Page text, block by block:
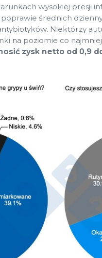
wysokiej presji
poprawie średnich
Niektórzy
na poziomie co
zysk netto od 0,9